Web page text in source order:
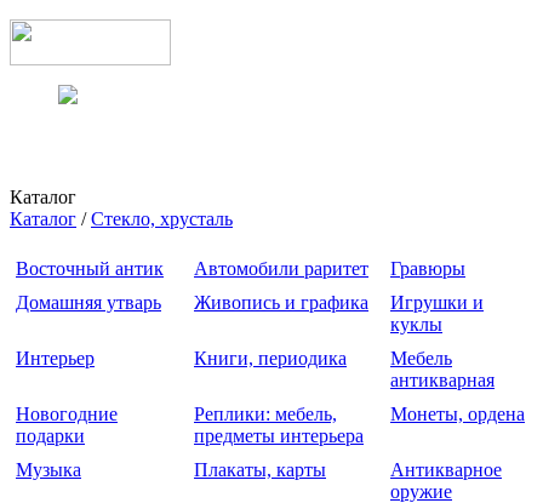
Каталог
Каталог /Стекло, хрусталь
Восточный антик Автомобили раритет
Гравюры
Домашняя утварь
Живопись и графика
Игрушки и
куклы
Интерьер
Книги, периодика
Мебель
антикварная
Новогодние
подарки
Реплики: мебель,
предметы интерьера
Монеты, ордена
Музыка Плакаты, карты
Антикварное
оружие